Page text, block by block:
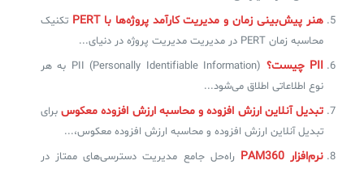
هنر پیش‌بینی زمان و مدیریت کارآمد پروژه‌ها با PERT
تکنیک
محاسبه زمان PERT در مدیریت مدیریت پروژه در دنیای...
PII چیست؟
PII (Personally Identifiable Information) به هر
نوع اطلاعاتی اطلاق می‌شود...
تبدیل آنلاین ارزش افزوده و محاسبه ارزش افزوده معکوس برای
تبدیل آنلاین ارزش افزوده و محاسبه ارزش افزوده معکوس،...
نرم‌افزار PAM360
راه‌حل جامع مدیریت دسترسی‌های ممتاز در